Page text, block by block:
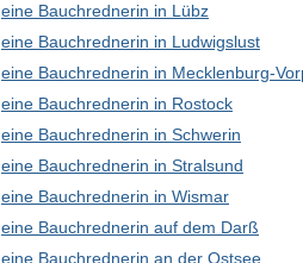
eine Bauchrednerin in Lübz
eine Bauchrednerin in Ludwigslust
eine Bauchrednerin in Mecklenburg-
eine Bauchrednerin in Rostock
eine Bauchrednerin in Schwerin
eine Bauchrednerin in Stralsund
eine Bauchrednerin in Wismar
eine Bauchrednerin auf dem Darß
eine Bauchrednerin an der Ostsee